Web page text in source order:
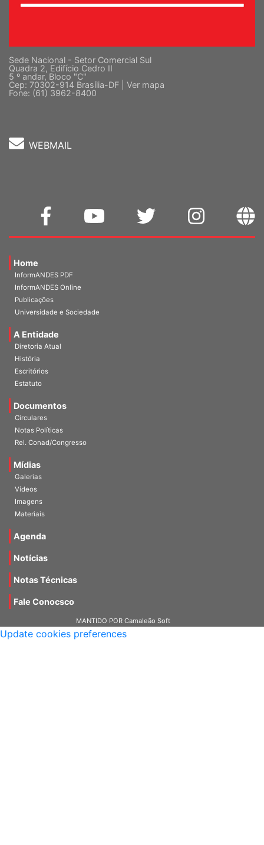
Sede Nacional - Setor Comercial Sul
Quadra 2, Edifício Cedro II
5 º andar, Bloco "C"
Cep: 70302-914 Brasília-DF | Ver mapa
Fone: (61) 3962-8400
WEBMAIL
Home
InformANDES PDF
InformANDES Online
Publicações
Universidade e Sociedade
A Entidade
Diretoria Atual
História
Escritórios
Estatuto
Documentos
Circulares
Notas Políticas
Rel. Conad/Congresso
Mídias
Galerias
Vídeos
Imagens
Materiais
Agenda
Notícias
Notas Técnicas
Fale Conocsco
MANTIDO POR Camaleão Soft
Update cookies preferences